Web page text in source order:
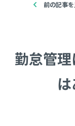
前の記事を
勤怠管